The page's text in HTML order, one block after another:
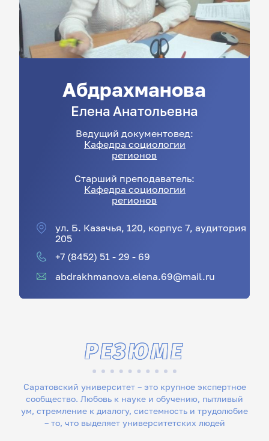
Абдрахманова
Елена Анатольевна
Ведущий документовед:
Кафедра социологии
регионов
Старший преподаватель:
Кафедра социологии
регионов
ул. Б. Казачья, 120, корпус 7, аудитория
205
+7 (8452) 51 - 29 - 69
abdrakhmanova.elena.69@mail.ru
Саратовский университет – это крупное экспертное
сообщество. Любовь к науке и обучению, пытливый
ум, стремление к диалогу, системность и трудолюбие
– то, что выделяет университетских людей
РЕЗЮМЕ